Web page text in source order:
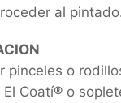
al
pinceles o
Coatí® o